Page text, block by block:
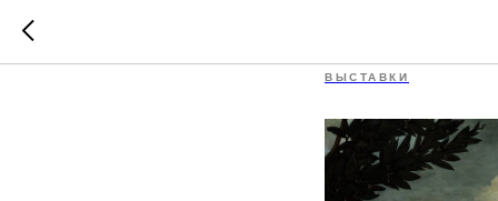
ВЫСТАВКИ